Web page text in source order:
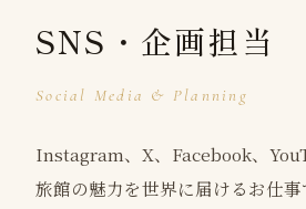
SNS・企画担当
Social Media & Planning
Instagram、X、Facebook、
旅館の魅力を世界に届けるお仕事